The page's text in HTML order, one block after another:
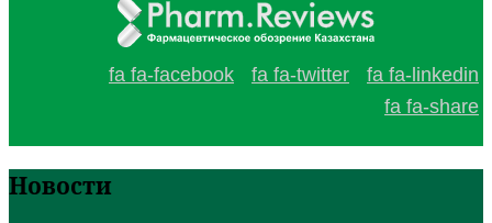
fa fa-facebook fa fa-twitter
fa fa-linkedin
fa fa-share
Новости